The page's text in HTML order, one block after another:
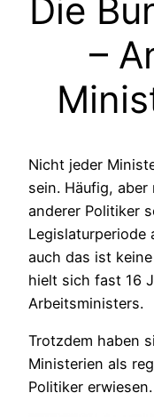
Die
–
Nicht jeder
sein. Häufig,
anderer Politiker
Legislaturperiode
auch das ist
hielt sich fast 16
Arbeitsministers.
Trotzdem haben
Ministerien als
Politiker erwiesen.